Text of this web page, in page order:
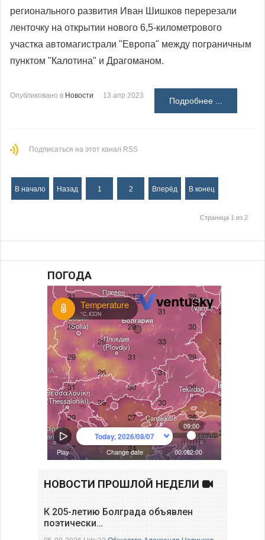
регионального развития Иван Шишков перерезали
ленточку на открытии нового 6,5-километрового
участка автомагистрали "Европа" между пограничным
пунктом "Калотина" и Драгоманом.
Опубликовано в Новости 13 апр 2023
Подробнее ...
Подписаться на этот канал RSS
В начало Назад 1 2 Вперёд В конец
Страница 1 из 2
ПОГОДА
НОВОСТИ ПРОШЛОЙ НЕДЕЛИ
К 205-летию Болграда объявлен
поэтически…